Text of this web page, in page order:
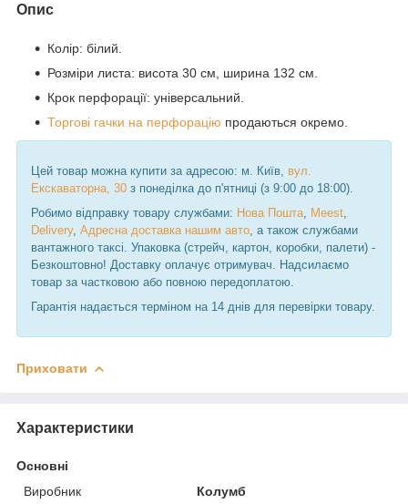
Опис
Колір: білий.
Розміри листа: висота 30 см, ширина 132 см.
Крок перфорації: універсальний.
Торгові гачки на перфорацію продаються окремо.
Цей товар можна купити за адресою: м. Київ, вул.
Екскаваторна, 30 з понеділка до п'ятниці (з 9:00 до 18:00).
Робимо відправку товару службами: Нова Пошта Meest
Delivery, Адресна доставка нашим авто , а також службами
вантажного таксі. Упаковка (стрейч, картон, коробки, палети) -
Безкоштовно! Доставку оплачує отримувач. Надсилаємо
товар за частковою або повною передоплатою.
Гарантія надається терміном на 14 днів для перевірки товару.
Приховати
Характеристики
Основні
Виробник
Колумб